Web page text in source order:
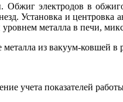
электродов в
Установка и
металла в печи,
из вакуум-ковшей в
учета показателей